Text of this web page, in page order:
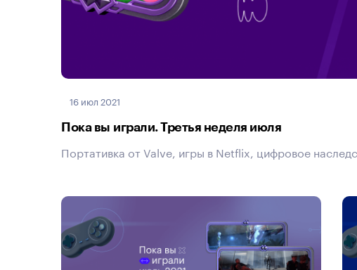
16 июл 2021
Пока вы играли. Третья неделя июля
Портативка от Valve, игры в Netflix, цифровое